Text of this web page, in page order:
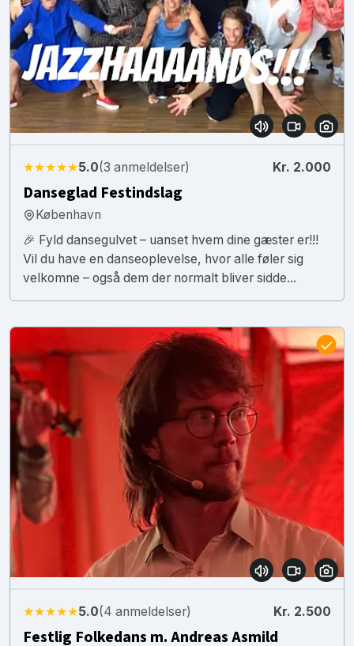
★★★★★5.0(3 anmeldelser) Kr. 2.000
Danseglad Festindslag
København
🎉 Fyld dansegulvet – uanset hvem dine gæster er!!!
Vil du have en danseoplevelse, hvor alle føler sig
velkomne – også dem der normalt bliver sidde...
★★★★★5.0(4 anmeldelser) Kr. 2.500
Festlig Folkedans m. Andreas Asmild